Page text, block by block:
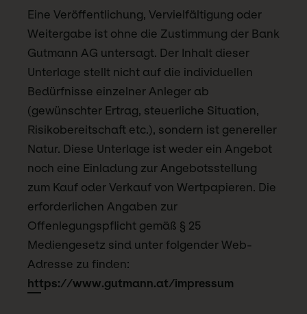
Eine Veröffentlichung, Vervielfältigung oder
Weitergabe ist ohne die Zustimmung der Bank
Gutmann AG untersagt. Der Inhalt dieser
Unterlage stellt nicht auf die individuellen
Bedürfnisse einzelner Anleger ab
(gewünschter Ertrag, steuerliche Situation,
Risikobereitschaft etc.), sondern ist genereller
Natur. Diese Unterlage ist weder ein Angebot
noch eine Einladung zur Angebotsstellung
zum Kauf oder Verkauf von Wertpapieren. Die
erforderlichen Angaben zur
Offenlegungspflicht gemäß § 25
Mediengesetz sind unter folgender Web-
Adresse zu finden:
https://www.gutmann.at/impressum